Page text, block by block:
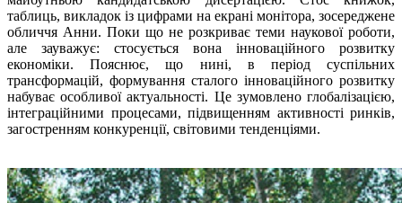
таблиць, викладок із цифрами на екрані монітора, зосереджене
обличчя Анни. Поки що не розкриває теми наукової роботи,
але зауважує: стосується вона інноваційного розвитку
економіки. Пояснює, що нині, в період суспільних
трансформацій, формування сталого інноваційного розвитку
набуває особливої актуальності. Це зумовлено глобалізацією,
інтеграційними процесами, підвищенням активності ринків,
загостренням конкуренції, світовими тенденціями.